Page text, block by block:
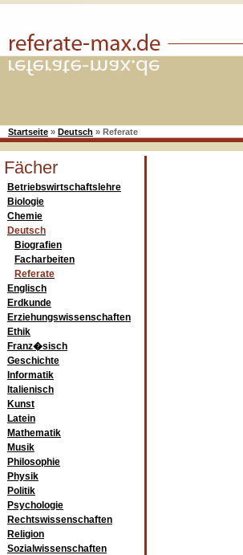
Startseite » Deutsch » Referate
Fächer
Betriebswirtschaftslehre
Biologie
Chemie
Deutsch
Biografien
Facharbeiten
Referate
Englisch
Erdkunde
Erziehungswissenschaften
Ethik
Franz�sisch
Geschichte
Informatik
Italienisch
Kunst
Latein
Mathematik
Musik
Philosophie
Physik
Politik
Psychologie
Rechtswissenschaften
Religion
Sozialwissenschaften